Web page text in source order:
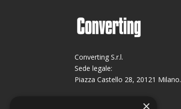
Converting S.r.l.
Sede legale:
Piazza Castello 28, 20121 Milano.